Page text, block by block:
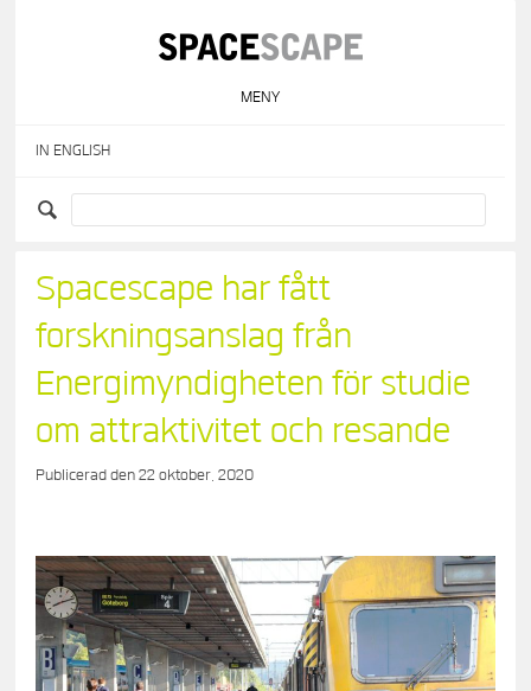
MENY
IN ENGLISH
Spacescape har fått
forskningsanslag från
Energimyndigheten för studie
om attraktivitet och resande
Publicerad den22 oktober, 2020